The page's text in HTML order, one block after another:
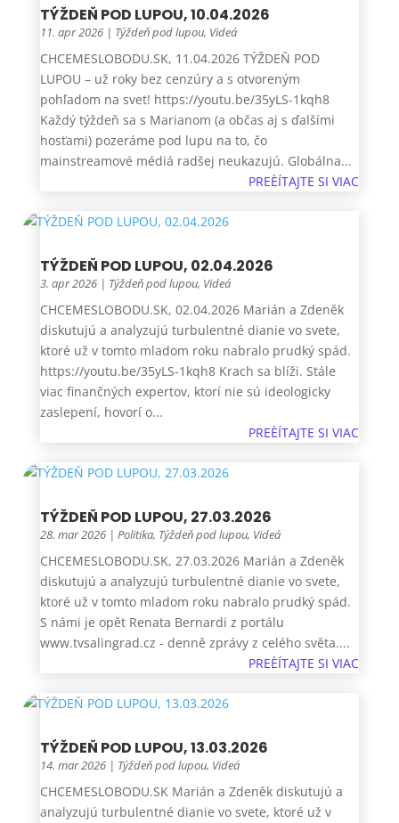
TÝŽDEŇ POD LUPOU, 10.04.2026
11. apr 2026| Týždeň pod lupou, Videá
CHCEMESLOBODU.SK, 11.04.2026 TÝŽDEŇ POD
LUPOU – už roky bez cenzúry a s otvoreným
pohľadom na svet! https://youtu.be/35yLS-1kqh8
Každý týždeň sa s Marianom (a občas aj s ďalšími
hosťami) pozeráme pod lupu na to, čo
mainstreamové médiá radšej neukazujú. Globálna...
PREÈÍTAJTE SI VIAC
TÝŽDEŇ POD LUPOU, 02.04.2026
3. apr 2026| Týždeň pod lupou, Videá
CHCEMESLOBODU.SK, 02.04.2026 Marián a Zdeněk
diskutujú a analyzujú turbulentné dianie vo svete,
ktoré už v tomto mladom roku nabralo prudký spád.
https://youtu.be/35yLS-1kqh8 Krach sa blíži. Stále
viac finančných expertov, ktorí nie sú ideologicky
zaslepení, hovorí o...
PREÈÍTAJTE SI VIAC
TÝŽDEŇ POD LUPOU, 27.03.2026
28. mar 2026| Politika, Týždeň pod lupou, Videá
CHCEMESLOBODU.SK, 27.03.2026 Marián a Zdeněk
diskutujú a analyzujú turbulentné dianie vo svete,
ktoré už v tomto mladom roku nabralo prudký spád.
S námi je opět Renata Bernardi z portálu
www.tvsalingrad.cz - denně zprávy z celého světa....
PREÈÍTAJTE SI VIAC
TÝŽDEŇ POD LUPOU, 13.03.2026
14. mar 2026| Týždeň pod lupou, Videá
CHCEMESLOBODU.SK Marián a Zdeněk diskutujú a
analyzujú turbulentné dianie vo svete, ktoré už v